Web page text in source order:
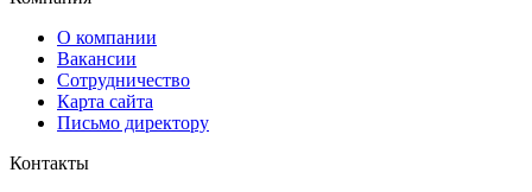
О компании
Вакансии
Сотрудничество
Карта сайта
Письмо директору
Контакты